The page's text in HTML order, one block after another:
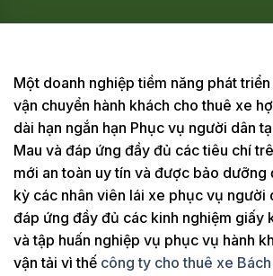
Một doanh nghiệp tiềm năng phát
vận chuyển hành khách cho thuê xe
dài hạn ngắn hạn Phục vụ người dân
Mau và đáp ứng đầy đủ các tiêu chí
mới an toàn uy tín và được bảo dưỡng
kỳ các nhân viên lái xe phục vụ người
đáp ứng đầy đủ các kinh nghiệm giấy
và tập huấn nghiệp vụ phục vụ hành
vận tải vì thế công ty cho thuê xe